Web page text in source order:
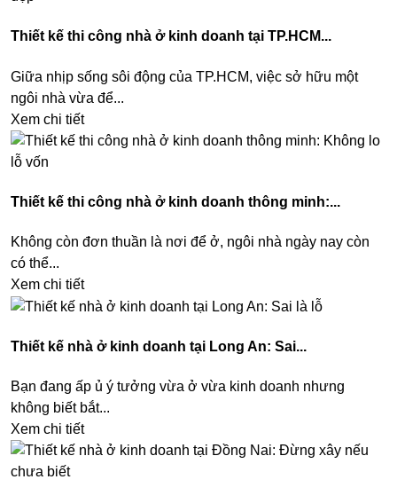
Thiết kế thi công nhà ở kinh doanh tại TP.HCM...
Giữa nhịp sống sôi động của TP.HCM, việc sở hữu một
ngôi nhà vừa để...
Xem chi tiết
Thiết kế thi công nhà ở kinh doanh thông minh:...
Không còn đơn thuần là nơi để ở, ngôi nhà ngày nay còn
có thể...
Xem chi tiết
Thiết kế nhà ở kinh doanh tại Long An: Sai...
Bạn đang ấp ủ ý tưởng vừa ở vừa kinh doanh nhưng
không biết bắt...
Xem chi tiết